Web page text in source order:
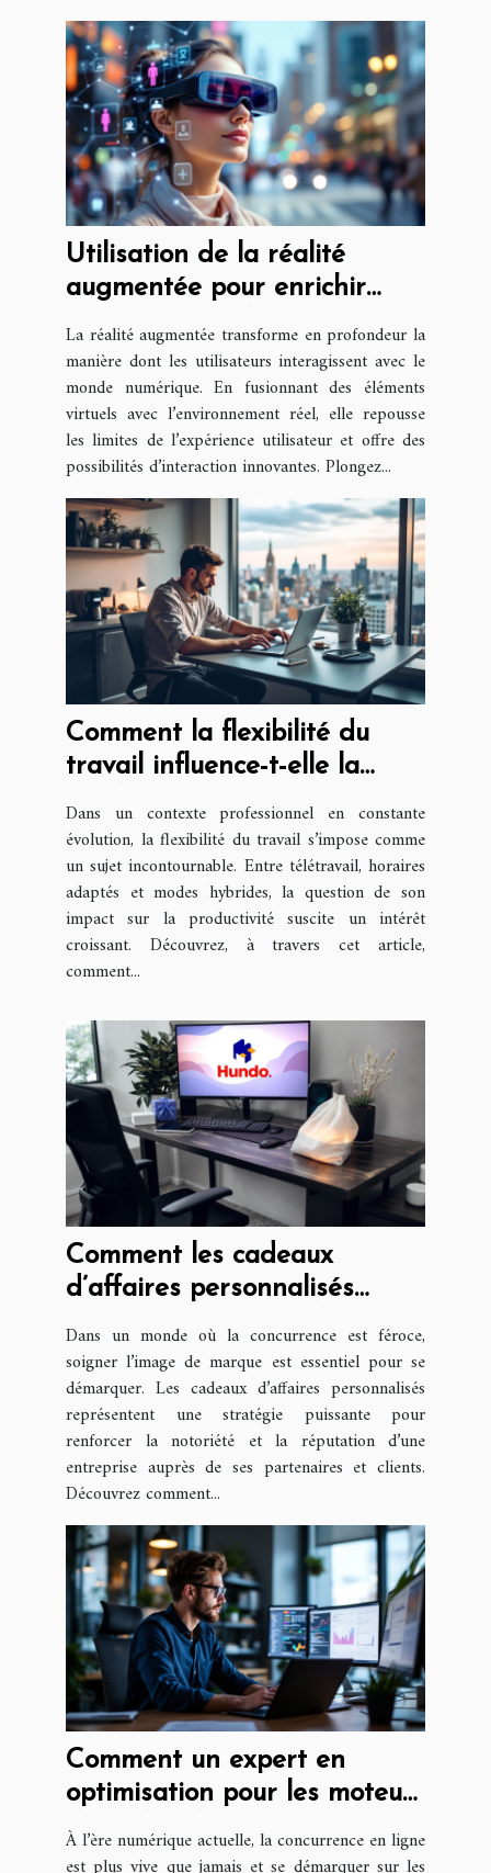
Utilisation de la réalité
augmentée pour enrichir
l'interaction utilisateur
La réalité augmentée transforme en profondeur la
manière dont les utilisateurs interagissent avec le
monde numérique. En fusionnant des éléments
virtuels avec l’environnement réel, elle repousse
les limites de l’expérience utilisateur et offre des
possibilités d’interaction innovantes. Plongez...
Comment la flexibilité du
travail influence-t-elle la
productivité?
Dans un contexte professionnel en constante
évolution, la flexibilité du travail s’impose comme
un sujet incontournable. Entre télétravail, horaires
adaptés et modes hybrides, la question de son
impact sur la productivité suscite un intérêt
croissant. Découvrez, à travers cet article,
comment...
Comment les cadeaux
d’affaires personnalisés
boostent-ils l’image de
marque ?
Dans un monde où la concurrence est féroce,
soigner l’image de marque est essentiel pour se
démarquer. Les cadeaux d’affaires personnalisés
représentent une stratégie puissante pour
renforcer la notoriété et la réputation d’une
entreprise auprès de ses partenaires et clients.
Découvrez comment...
Comment un expert en
optimisation pour les moteurs
de recherche peut
transformer votre présence
À l’ère numérique actuelle, la concurrence en ligne